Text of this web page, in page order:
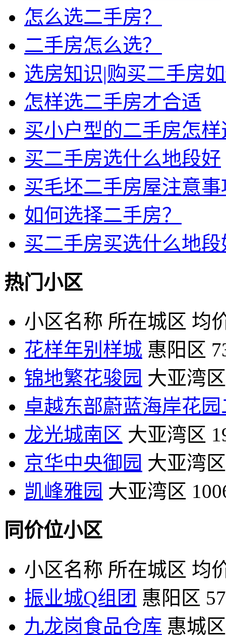
怎么选二手房？
二手房怎么选？
选房知识|购买二手房
怎样选二手房才合适
买小户型的二手房怎样
买二手房选什么地段好
买毛坯二手房屋注意事
如何选择二手房？
买二手房买选什么地段
热门小区
小区名称 所在城区 均
花样年别样城 惠阳区
锦地繁花骏园 大亚湾区
卓越东部蔚蓝海岸花园
龙光城南区 大亚湾区
京华中央御园 大亚湾区
凯峰雅园 大亚湾区
同价位小区
小区名称 所在城区 均
振业城Q组团 惠阳区
九龙岗食品仓库 惠城区